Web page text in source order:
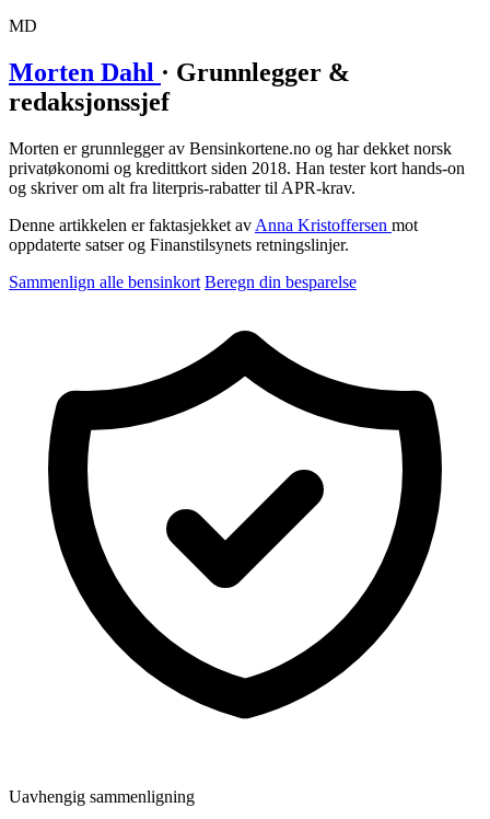
MD
Morten Dahl · Grunnlegger &
redaksjonssjef
Morten er grunnlegger av Bensinkortene.no og har dekket norsk
privatøkonomi og kredittkort siden 2018. Han tester kort hands-on
og skriver om alt fra literpris-rabatter til APR-krav.
Denne artikkelen er faktasjekket av Anna Kristoffersen mot
oppdaterte satser og Finanstilsynets retningslinjer.
Sammenlign alle bensinkort Beregn din besparelse
Uavhengig sammenligning